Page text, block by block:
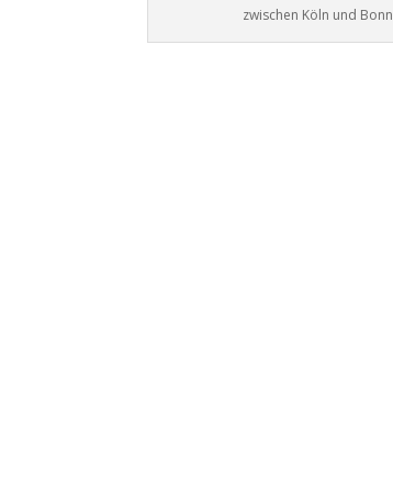
zwischen Köln und Bonn